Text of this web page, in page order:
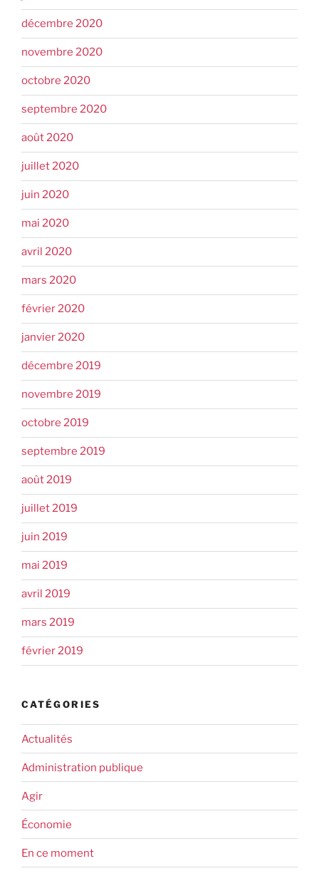
décembre 2020
novembre 2020
octobre 2020
septembre 2020
août 2020
juillet 2020
juin 2020
mai 2020
avril 2020
mars 2020
février 2020
janvier 2020
décembre 2019
novembre 2019
octobre 2019
septembre 2019
août 2019
juillet 2019
juin 2019
mai 2019
avril 2019
mars 2019
février 2019
CATÉGORIES
Actualités
Administration publique
Agir
Économie
En ce moment